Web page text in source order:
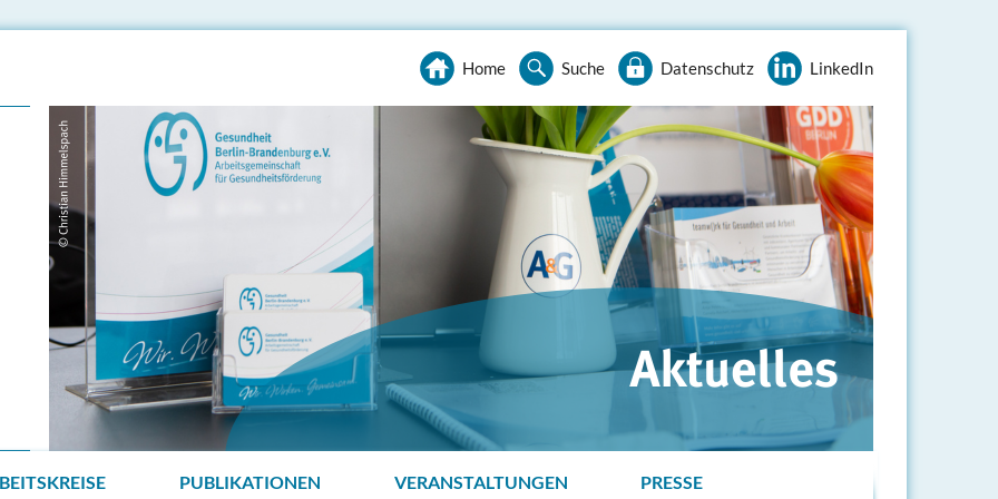
Home Suche Datenschutz LinkedIn
PUBLIKATIONEN VERANSTALTUNGEN PRESSE